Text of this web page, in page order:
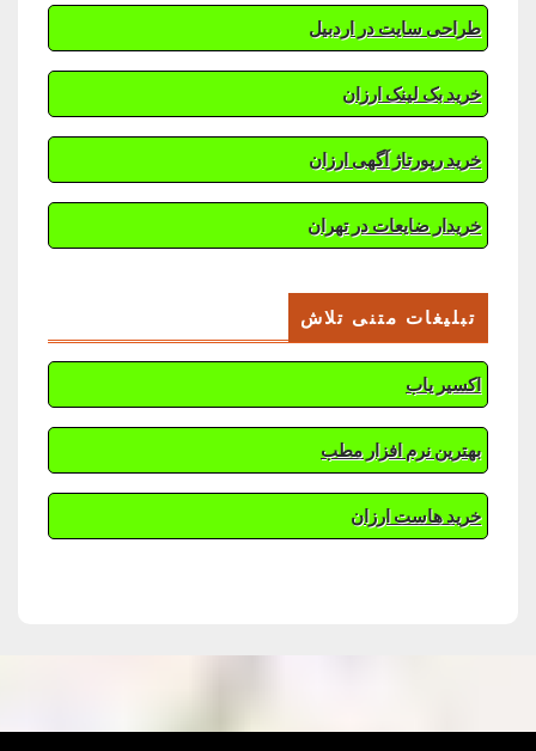
طراحی سایت در اردبیل
خرید بک لینک ارزان
خرید رپورتاژ آگهی ارزان
خریدار ضایعات در تهران
تبلیغات متنی تلاش
اکسیر یاب
بهترین نرم افزار مطب
خرید هاست ارزان